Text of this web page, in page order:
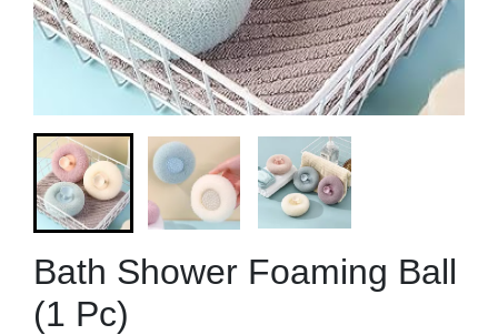
Bath Shower Foaming Ball
(1 Pc)